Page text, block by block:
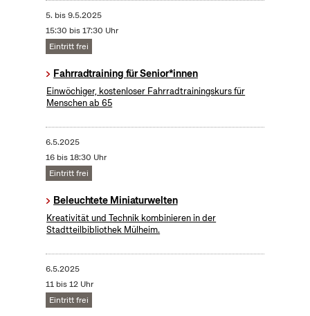
5. bis9.5.2025
15:30 bis 17:30 Uhr
Eintritt frei
Fahrradtraining für Senior*innen
Einwöchiger, kostenloser Fahrradtrainingskurs für
Menschen ab 65
6.5.2025
16 bis 18:30 Uhr
Eintritt frei
Beleuchtete Miniaturwelten
Kreativität und Technik kombinieren in der
Stadtteilbibliothek Mülheim.
6.5.2025
11 bis 12 Uhr
Eintritt frei